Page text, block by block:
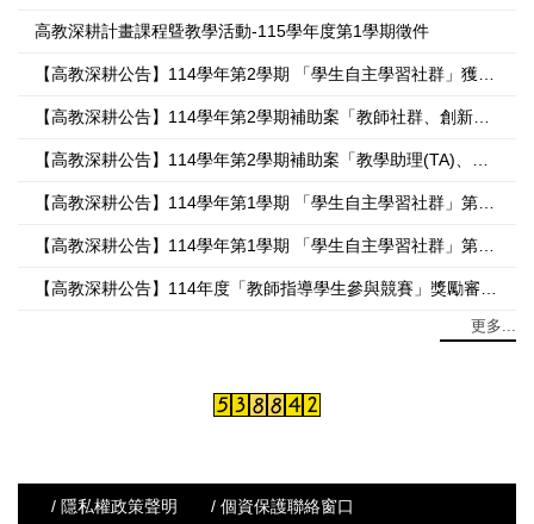
高教深耕計畫課程曁教學活動-115學年度第1學期徵件
【高教深耕公告】114學年第2學期 「學生自主學習社群」獲補助組別
【高教深耕公告】114學年第2學期補助案「教師社群、創新教學課程、領域專長模組課程、弗克思課程吧」核定通過名單
【高教深耕公告】114學年第2學期補助案「教學助理(TA)、課程助理(CA)」核定通過名單
【高教深耕公告】114學年第1學期 「學生自主學習社群」第二批 獲補助組別
【高教深耕公告】114學年第1學期 「學生自主學習社群」第一批 獲補助組別
【高教深耕公告】114年度「教師指導學生參與競賽」獎勵審查結果公告
更多...
/ 隱私權政策聲明 / 個資保護聯絡窗口